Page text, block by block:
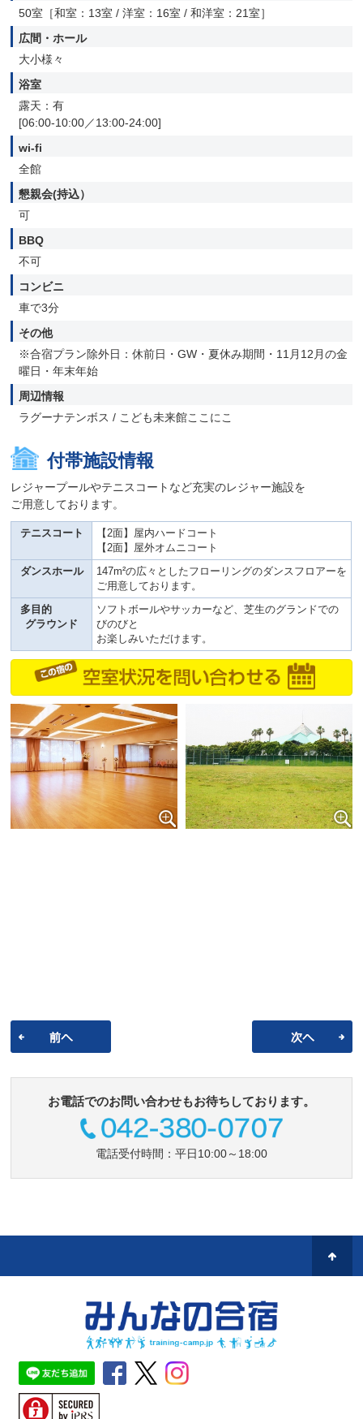
50室［和室：13室 / 洋室：16室 / 和洋室：21室］
広間・ホール
大小様々
浴室
露天：有
[06:00-10:00／13:00-24:00]
wi-fi
全館
懇親会(持込）
可
BBQ
不可
コンビニ
車で3分
その他
※合宿プラン除外日：休前日・GW・夏休み期間・11月12月の金
曜日・年末年始
周辺情報
ラグーナテンボス / こども未来館ここにこ
付帯施設情報
レジャープールやテニスコートなど充実のレジャー施設を
ご用意しております。
テニスコート
【2面】屋内ハードコート
【2面】屋外オムニコート
ダンスホール
147m²の広々としたフローリングのダンスフロアーを
ご用意しております。
多目的
グラウンド
ソフトボールやサッカーなど、芝生のグランドでの
びのびと
お楽しみいただけます。
お電話でのお問い合わせもお待ちしております。
電話受付時間：平日10:00～18:00